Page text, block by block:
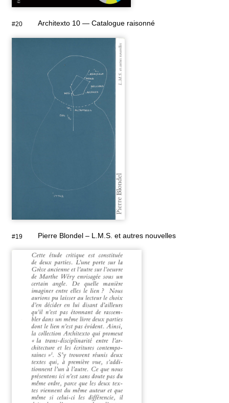
#20 Architexto 10 — Catalogue raisonné
#19 Pierre Blondel – L.M.S. et autres nouvelles